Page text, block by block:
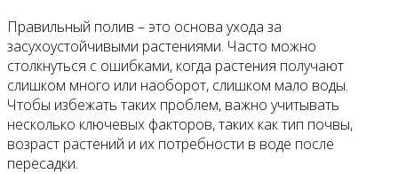
Правильный полив – это основа ухода за
засухоустойчивыми растениями. Часто можно
столкнуться с ошибками, когда растения получают
слишком много или наоборот, слишком мало воды.
Чтобы избежать таких проблем, важно учитывать
несколько ключевых факторов, таких как тип почвы,
возраст растений и их потребности в воде после
пересадки.